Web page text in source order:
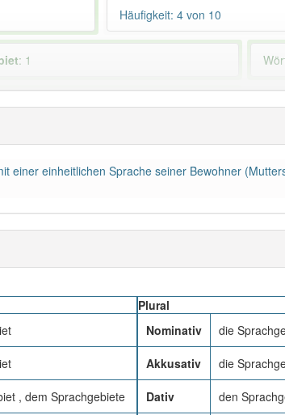
Häufigkeit: 4 von 10
: 1
den Artikel korrekt erraten.
einer einheitlichen Sprache seiner Bewohner
, dem Sprachgebiete
Plural
Nominativ
die
Akkusativ die
Dativ den